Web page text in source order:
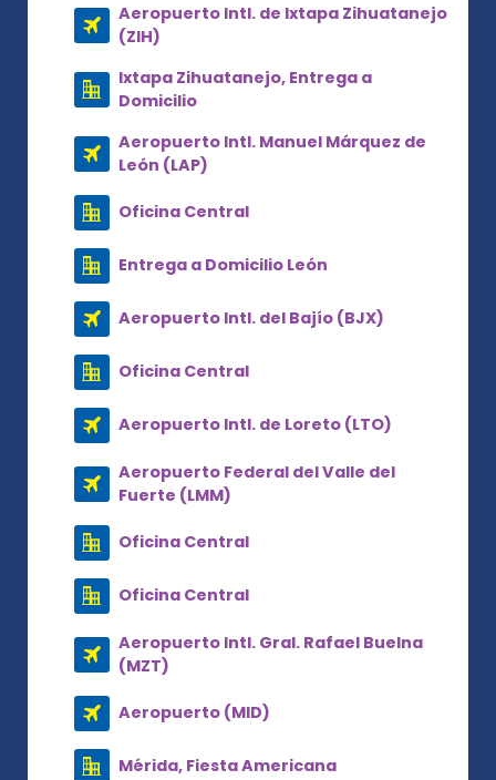
Aeropuerto Intl. de Ixtapa Zihuatanejo
(ZIH)
Ixtapa Zihuatanejo, Entrega a
Domicilio
Aeropuerto Intl. Manuel Márquez de
León (LAP)
Oficina Central
Entrega a Domicilio León
Aeropuerto Intl. del Bajío (BJX)
Oficina Central
Aeropuerto Intl. de Loreto (LTO)
Aeropuerto Federal del Valle del
Fuerte (LMM)
Oficina Central
Oficina Central
Aeropuerto Intl. Gral. Rafael Buelna
(MZT)
Aeropuerto (MID)
Mérida, Fiesta Americana